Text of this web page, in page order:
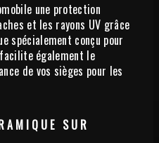
une protection
et les rayons UV grâce
spécialement conçu pour
également le
de vos sièges pour les
SUR